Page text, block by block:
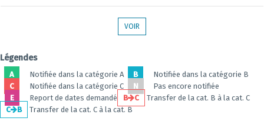
VOIR
Légendes
A Notifiée dans la catégorie A B
Notifiée dans la catégorie B
C
Notifiée dans la catégorie C N
Pas encore notifiée
E
Report de dates demandé B C
Transfer de la cat. B à la cat. C
C
B Transfer de la cat. C à la cat. B